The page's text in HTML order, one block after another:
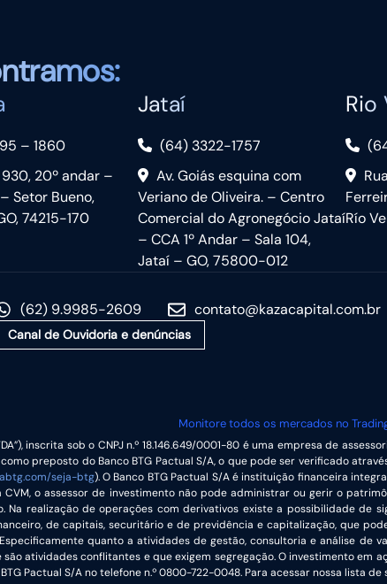
– 1860
930, 20º andar –
Setor Bueno,
74215-170
Jataí
(64) 3322-1757
Av. Goiás esquina com
Veriano de Oliveira. – Centro
Comercial do Agronegócio Jataí
– CCA 1º Andar – Sala 104,
Jataí – GO, 75800-012
Rio
Río
(62) 9.9985-2609 contato@kazacapital.com.br
Canal de Ouvidoria e denúncias
Monitore todos os mercados no
LTDA”), inscrita sob o CNPJ n.º 18.146.649/0001-80 é uma empresa de
preposto do Banco BTG Pactual S/A, o que pode ser verificado
seja-btg). O Banco BTG Pactual S/A é instituição financeira
o assessor de investimento não pode administrar ou gerir o
realização de operações com derivativos existe a possibilidade de
de capitais, securitário e de previdência e capitalização, que
quanto a atividades de gestão, consultoria e análise
atividades conflitantes e que exigem segregação. O investimento
Pactual S/A no telefone n.º 0800-722-0048. Para acessar nossa lista de